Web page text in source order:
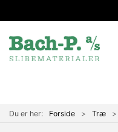
Du er her: Forside Træ